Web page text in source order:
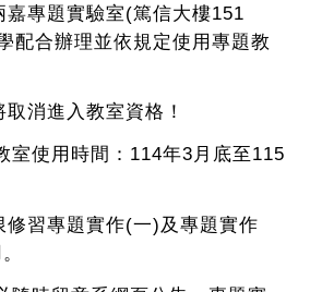
嘉專題實驗室(篤信大樓151
配合辦理並依規定使用專題教
消進入教室資格！
室使用時間： 114年3 月底至115
習專題實作(一) 及專題實作